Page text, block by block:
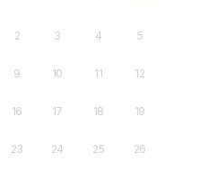
2 3 4 5
9 10 11 12
16 17 18 19
23 24 25 26